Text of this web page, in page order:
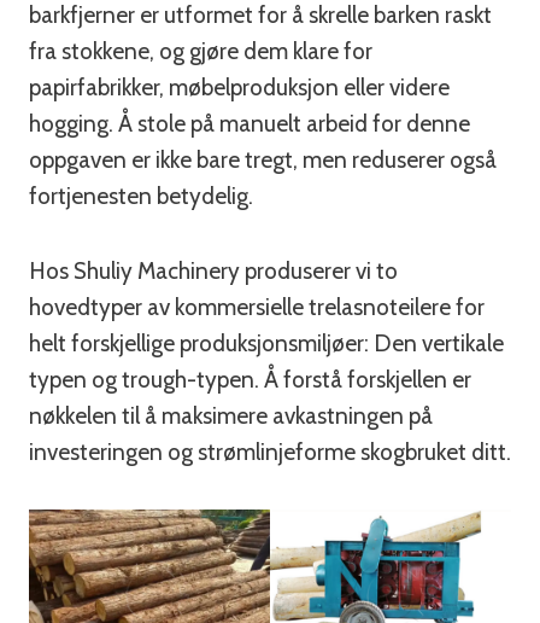
barkfjerner er utformet for å skrelle barken raskt
fra stokkene, og gjøre dem klare for
papirfabrikker, møbelproduksjon eller videre
hogging. Å stole på manuelt arbeid for denne
oppgaven er ikke bare tregt, men reduserer også
fortjenesten betydelig.
Hos Shuliy Machinery produserer vi to
hovedtyper av kommersielle trelasnoteilere for
helt forskjellige produksjonsmiljøer: Den vertikale
typen og trough-typen. Å forstå forskjellen er
nøkkelen til å maksimere avkastningen på
investeringen og strømlinjeforme skogbruket ditt.